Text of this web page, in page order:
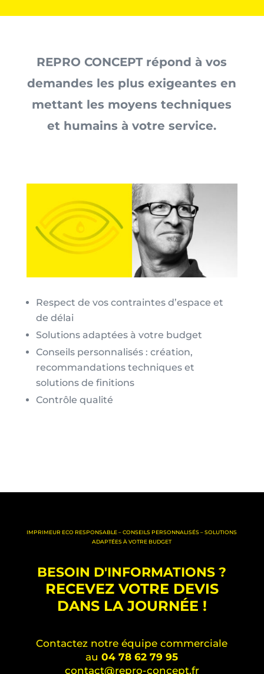
REPRO CONCEPT répond à vos
demandes les plus exigeantes en
mettant les moyens techniques
et humains à votre service.
Respect de vos contraintes d’espace et
de délai
Solutions adaptées à votre budget
Conseils personnalisés : création,
recommandations techniques et
solutions de finitions
Contrôle qualité
IMPRIMEUR ECO RESPONSABLE – CONSEILS PERSONNALISÉS – SOLUTIONS
ADAPTÉES À VOTRE BUDGET
BESOIN D'INFORMATIONS ?
RECEVEZ VOTRE DEVIS
DANS LA JOURNÉE !
Contactez notre équipe commerciale
au04 78 62 79 95
contact@repro-concept.fr